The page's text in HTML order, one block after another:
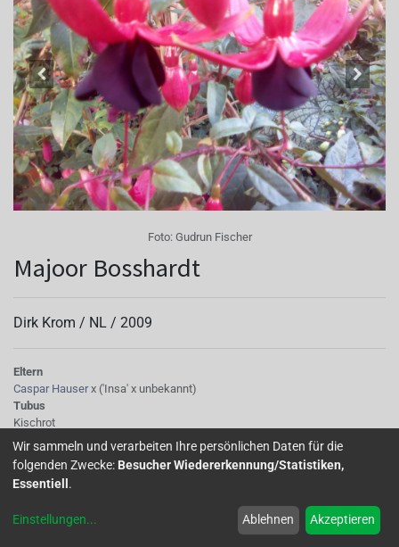
Foto: Gudrun Fischer
Majoor Bosshardt
Dirk Krom / NL / 2009
Eltern
Caspar Hauserx ('Insa' x unbekannt)
Tubus
Kischrot
Sepalen
kirschrot
Korolle/Petalen
schwarz-aubergine, verändert sich zu warmes Rot
Blüte mittelgroß
Wir sammeln und verarbeiten Ihre persönlichen Daten für die
folgenden Zwecke: Besucher Wiedererkennung/Statistiken,
Essentiell .
Einstellungen... Ablehnen Akzeptieren